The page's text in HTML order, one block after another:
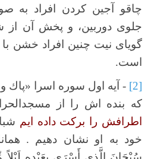
چاقو آجین کردن افراد به
جلوی دوربین، و پخش آن از
گویای نیت چنین افراد خشن
است.
[2]
- آیه اول سوره اسرا
كه بنده اش را از
اطرافش را برکت داده ایم
خود به او نشان دهيم .